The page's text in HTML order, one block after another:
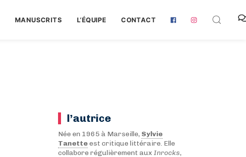
MANUSCRITS L‘ÉQUIPE CONTACT
l’autrice
Née en 1965 à Marseille, Sylvie
Tanetteest critique littéraire. Elle
collabore régulièrement aux Inrocks,